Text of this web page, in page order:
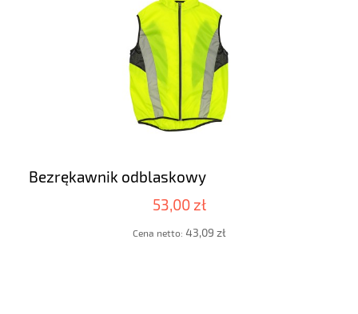
Bezrękawnik odblaskowy
53,00 zł
Cena netto: 43,09 zł